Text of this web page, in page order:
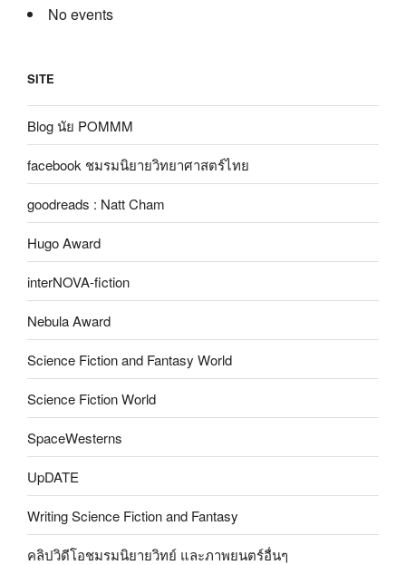
No events
SITE
Blog นัย POMMM
facebook ชมรมนิยายวิทยาศาสตร์ไทย
goodreads : Natt Cham
Hugo Award
interNOVA-fiction
Nebula Award
Science Fiction and Fantasy World
Science Fiction World
SpaceWesterns
UpDATE
Writing Science Fiction and Fantasy
คลิปวิดีโอชมรมนิยายวิทย์ และภาพยนตร์อื่นๆ